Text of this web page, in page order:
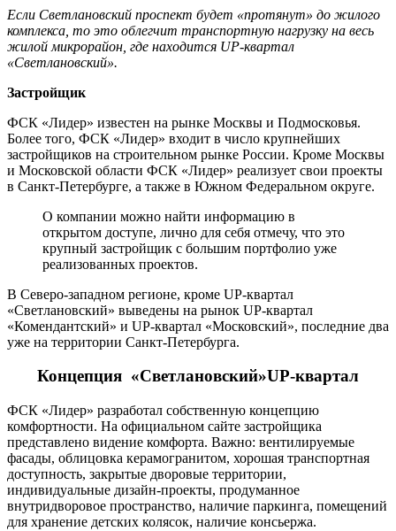
Если Светлановский проспект будет «протянут» до жилого
комплекса, то это облегчит транспортную нагрузку на весь
жилой микрорайон, где находится UP-квартал
«Светлановский».
Застройщик
ФСК «Лидер» известен на рынке Москвы и Подмосковья.
Более того, ФСК «Лидер» входит в число крупнейших
застройщиков на строительном рынке России. Кроме Москвы
и Московской области ФСК «Лидер» реализует свои проекты
в Санкт-Петербурге, а также в Южном Федеральном округе.
О компании можно найти информацию в
открытом доступе, лично для себя отмечу, что это
крупный застройщик с большим портфолио уже
реализованных проектов.
В Северо-западном регионе, кроме UP-квартал
«Светлановский» выведены на рынок UP-квартал
«Комендантский» и UP-квартал «Московский», последние два
уже на территории Санкт-Петербурга.
Концепция «Светлановский»UP-квартал
ФСК «Лидер» разработал собственную концепцию
комфортности. На официальном сайте застройщика
представлено видение комфорта. Важно: вентилируемые
фасады, облицовка керамогранитом, хорошая транспортная
доступность, закрытые дворовые территории,
индивидуальные дизайн-проекты, продуманное
внутридворовое пространство, наличие паркинга, помещений
для хранение детских колясок, наличие консьержа.